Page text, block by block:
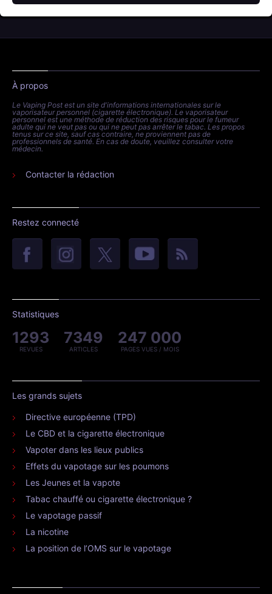
À propos
Le Vaping Post est un site d'informations internationales sur le
vaporisateur personnel (cigarette électronique). Le vaporisateur
personnel est une méthode de réduction des risques pour le fumeur
adulte qui ne veut pas ou qui ne peut pas arrêter le tabac. Les propos
tenus sur ce site, sauf cas contraire, ne proviennent pas de
professionnels de santé. En cas de doute, veuillez consulter votre
médecin.
Contacter la rédaction
Restez connecté
Statistiques
1293
REVUES
7349
ARTICLES
247 000
PAGES VUES / MOIS
Les grands sujets
Directive européenne (TPD)
Le CBD et la cigarette électronique
Vapoter dans les lieux publics
Effets du vapotage sur les poumons
Les Jeunes et la vapote
Tabac chauffé ou cigarette électronique ?
Le vapotage passif
La nicotine
La position de l’OMS sur le vapotage